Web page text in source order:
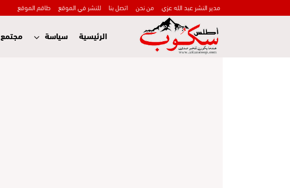
مدير النشر عبد الله عزي من نحن اتصل بنا للنشر في الموقع طاقم الموقع
الرئيسية سياسة مجتمع